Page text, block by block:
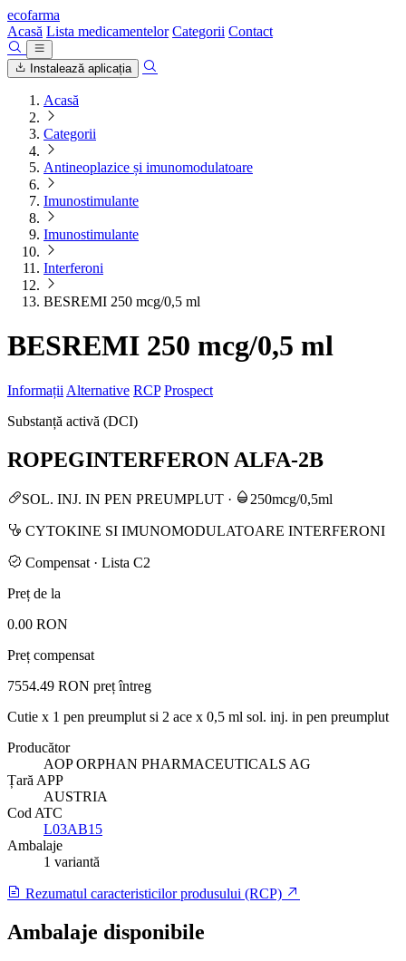
ecofarma
Acasă Lista medicamentelor Categorii Contact
Instalează aplicația
Acasă
Categorii
Antineoplazice și imunomodulatoare
Imunostimulante
Imunostimulante
Interferoni
BESREMI 250 mcg/0,5 ml
BESREMI 250 mcg/0,5 ml
Informații Alternative RCP Prospect
Substanță activă (DCI)
ROPEGINTERFERON ALFA-2B
SOL. INJ. IN PEN PREUMPLUT · 250mcg/0,5ml
CYTOKINE SI IMUNOMODULATOARE INTERFERONI
Compensat · Lista C2
Preț de la
0.00 RON
Preț compensat
7554.49 RON preț întreg
Cutie x 1 pen preumplut si 2 ace x 0,5 ml sol. inj. in pen preumplut
Producător
AOP ORPHAN PHARMACEUTICALS AG
Țară APP
AUSTRIA
Cod ATC
L03AB15
Ambalaje
1 variantă
Rezumatul caracteristicilor produsului (RCP)
Ambalaje disponibile